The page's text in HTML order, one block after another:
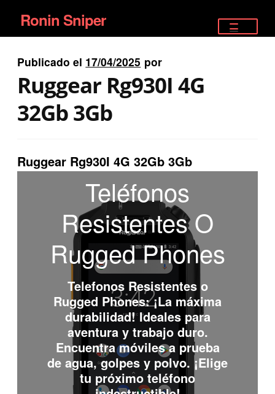
Ir
a
la
navegación
Ir
al
contenido
Ronin Sniper
PISTOLAS
SATELITALES
Publicado el 17/04/2025 por
Ruggear Rg930I 4G
32Gb 3Gb
Ruggear Rg930I 4G 32Gb 3Gb
Teléfonos
Resistentes O
Rugged Phones
Telefonos Resistentes o
Rugged Phones: ¡La máxima
durabilidad! Ideales para
aventura y trabajo duro.
Encuentra móviles a prueba
de agua, golpes y polvo. ¡Elige
tu próximo teléfono